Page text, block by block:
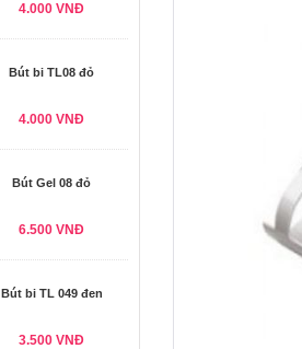
4.000 VNĐ
Bút bi TL08 đỏ
4.000 VNĐ
Bút Gel 08 đỏ
6.500 VNĐ
Bút bi TL 049 đen
3.500 VNĐ